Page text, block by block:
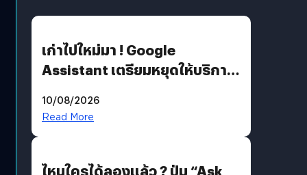
เก่าไปใหม่มา ! Google
Assistant เตรียมหยุดให้บริการ
แทน
10/08/2026
Read More
ไหนใครได้ลองแล้ว ? ปุ่ม “Ask